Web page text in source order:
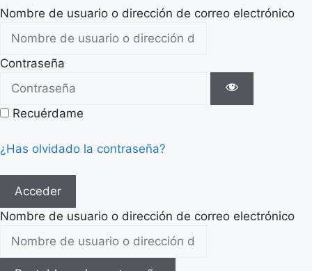
Nombre de usuario o dirección de correo electrónico
Contraseña
Recuérdame
¿Has olvidado la contraseña?
Acceder
Nombre de usuario o dirección de correo electrónico